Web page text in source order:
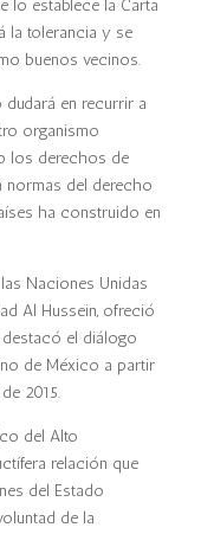
lo establece la Carta
la tolerancia y se
buenos vecinos.
en recurrir a
organismo
los derechos de
normas del derecho
ha construido en
Naciones Unidas
Al Hussein, ofreció
destacó el diálogo
de México a partir
2015.
del Alto
relación que
del Estado
de la